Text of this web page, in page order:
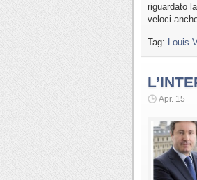
riguardato
veloci
Tag: Louis
Apr. 15